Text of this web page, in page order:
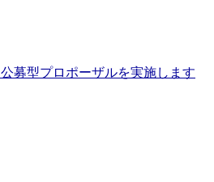
募型プロポーザルを実施します